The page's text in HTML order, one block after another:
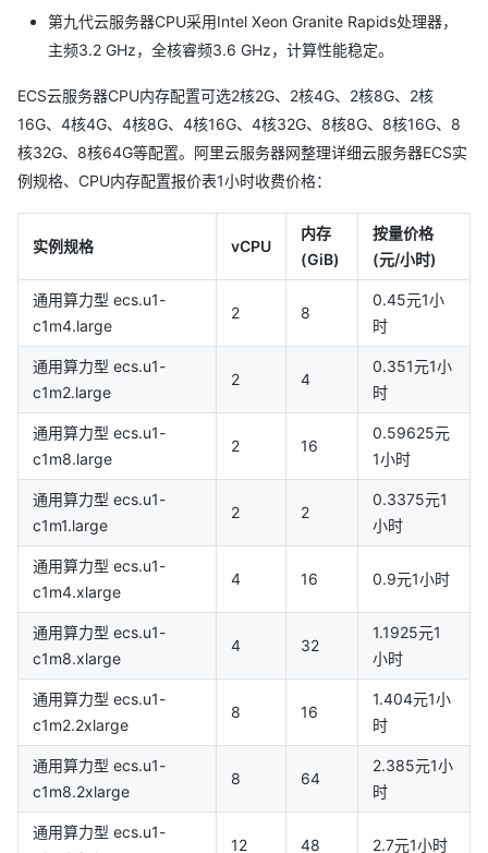
第九代云服务器CPU采用Intel Xeon Granite Rapids处理器，
主频3.2 GHz，全核睿频3.6 GHz，计算性能稳定。
ECS云服务器CPU内存配置可选2核2G、2核4G、2核8G、2核
16G、4核4G、4核8G、4核16G、4核32G、8核8G、8核16G、8
核32G、8核64G等配置。阿里云服务器网整理详细云服务器ECS实
例规格、CPU内存配置报价表1小时收费价格：
实例规格 vCPU
内存
(GiB)
按量价格
(元/小时)
通用算力型 ecs.u1-
c1m4.large
2 8
0.45元1小
时
通用算力型 ecs.u1-
c1m2.large
2 4
0.351元1小
时
通用算力型 ecs.u1-
c1m8.large
2 16
0.59625元
1小时
通用算力型 ecs.u1-
c1m1.large
2 2
0.3375元1
小时
通用算力型 ecs.u1-
c1m4.xlarge
4 16 0.9元1小时
通用算力型 ecs.u1-
c1m8.xlarge
4 32
1.1925元1
小时
通用算力型 ecs.u1-
c1m2.2xlarge
8 16
1.404元1小
时
通用算力型 ecs.u1-
c1m8.2xlarge
8 64
2.385元1小
时
通用算力型 ecs.u1-
12 48 2.7元1小时